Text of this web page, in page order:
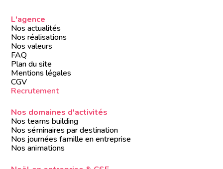
L'agence
Nos actualités
Nos réalisations
Nos valeurs
FAQ
Plan du site
Mentions légales
CGV
Recrutement
Nos domaines d'activités
Nos teams building
Nos séminaires par destination
Nos journées famille en entreprise
Nos animations